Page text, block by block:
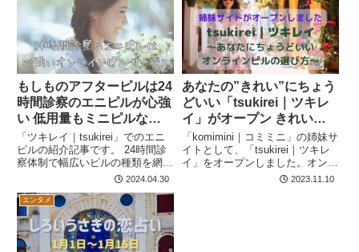
もしものアフターピルは24
時間診察のエニピルが心強
い 低用量もミニピルなど
幅広く取り扱い（ツキレイ
記事）
「ツキレイ｜tsukirei」でのエニ
ピルの紹介記事です。 24時間診
察体制で幅広いピルの種類を網羅
しているので、もしもの時に心強
ピル処方サービスです。
2024.04.30
あなたの”きれい”にちょう
どいい「tsukirei｜ツキレ
イ」がオープン きれいに
なるための情報など
「komimini｜コミミニ」の姉妹サ
イトとして、「tsukirei｜ツキレ
イ」をオープンしました。オンラ
インピル処方についての情報提供
2023.11.10
エンタメ